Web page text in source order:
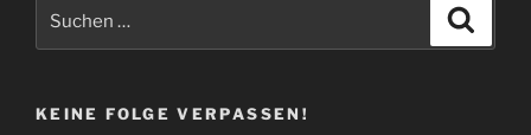
KEINE FOLGE VERPASSEN!